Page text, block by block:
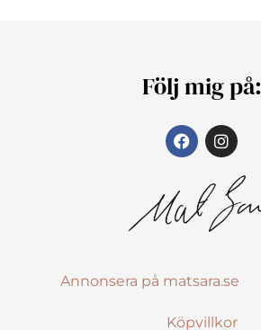
Följ mig på:
Annonsera på matsara.se
Köpvillkor